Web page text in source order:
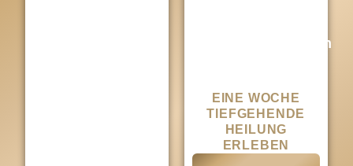
Intensivprogramm
EINE WOCHE
TIEFGEHENDE
HEILUNG
ERLEBEN